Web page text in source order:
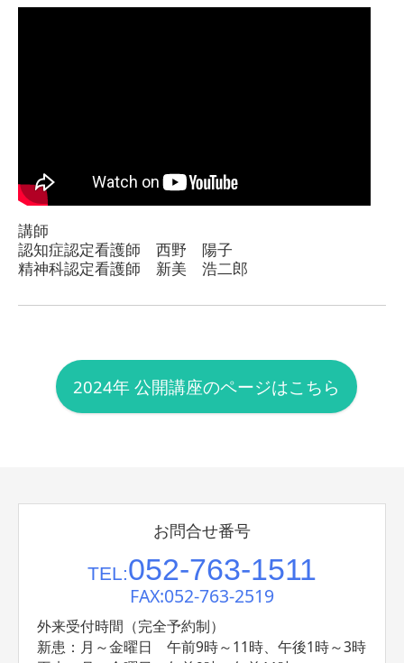
講師
認知症認定看護師 西野 陽子
精神科認定看護師 新美 浩二郎
2024年 公開講座のページはこちら
お問合せ番号
TEL:052-763-1511
FAX:052-763-2519
外来受付時間（完全予約制）
新患：月～金曜日 午前9時～11時、午後1時～3時